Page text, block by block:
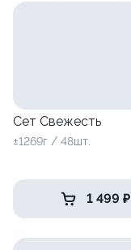
Сет Свежесть
±1269г / 48шт.
1 499 ₽